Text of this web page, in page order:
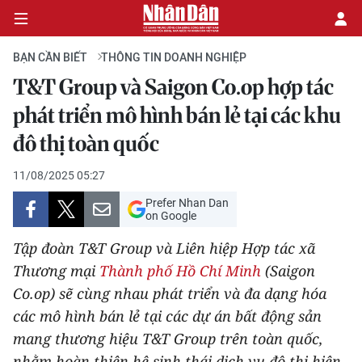
CHÍNH TRỊ
KINH TẾ
VĂN HÓA
XÃ HỘI
PHÁP LUẬT
DU LỊCH
THẾ GIỚI
BẠN CẦN BIẾT THÔNG TIN DOANH NGHIỆP
T&T Group và Saigon Co.op hợp tác
phát triển mô hình bán lẻ tại các khu
đô thị toàn quốc
11/08/2025 05:27
Prefer Nhan Dan
on Google
Tập đoàn T&T Group và Liên hiệp Hợp tác xã
Thương mại Thành phố Hồ Chí Minh (Saigon
Co.op) sẽ cùng nhau phát triển và đa dạng hóa
các mô hình bán lẻ tại các dự án bất động sản
mang thương hiệu T&T Group trên toàn quốc,